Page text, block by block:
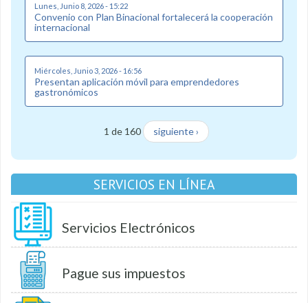
Lunes, Junio 8, 2026 - 15:22
Convenio con Plan Binacional fortalecerá la cooperación
internacional
Miércoles, Junio 3, 2026 - 16:56
Presentan aplicación móvil para emprendedores
gastronómicos
1 de 160 siguiente ›
SERVICIOS EN LÍNEA
Servicios Electrónicos
Pague sus impuestos